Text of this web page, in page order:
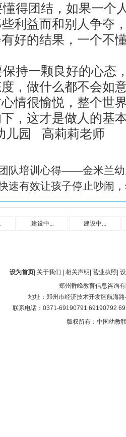
得团结，如果一个
利益而和别人争夺
好的结果，一个不
持一颗良好的心态
，做什么都不会如
情很愉悦，整个世
，这才是做人的基
高莉莉老师
队培训心得——金米兰幼
速有效让孩子停止吵闹
建设中... 建设中...
设为首页 关于我们 相关声明 营业执照
郑州群峰教育信息咨询
地址：郑州市经济技术开发区航海
联系电话：0371-69190791 69190792
版权所有：中国幼